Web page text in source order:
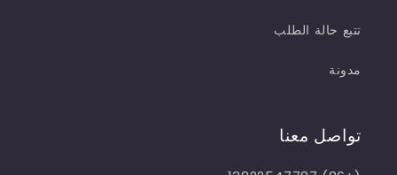
تتبع حالة الطلب
مدونة
تواصل معنا